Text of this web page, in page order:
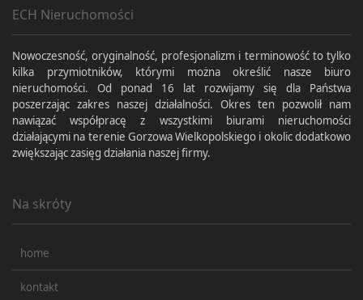
ECH Nieruchomości
Nowoczesność, oryginalność, profesjonalizm i terminowość to tylko
kilka przymiotników, którymi można określić nasze biuro
nieruchomości. Od ponad 16 lat rozwijamy się dla Państwa
poszerzając zakres naszej działalności. Okres ten pozwolił nam
nawiązać współpracę z wszystkimi biurami nieruchomości
działającymi na terenie Gorzowa Wielkopolskiego i okolic dodatkowo
zwiększając zasięg działania naszej firmy.
Na skróty
home
kontakt